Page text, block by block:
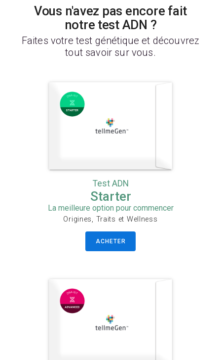
Vous n'avez pas encore fait
notre test ADN ?
Faites votre test génétique et découvrez
tout savoir sur vous.
Test ADN
Starter
La meilleure option pour commencer
Origines, Traits et Wellness
ACHETER